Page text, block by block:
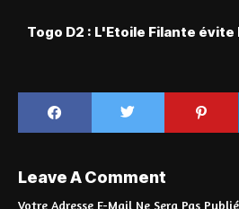
Togo D2 : L'Etoile Filante
Leave A Comment
Votre Adresse E-Mail Ne Sera Pas